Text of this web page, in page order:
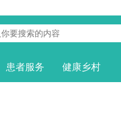
患者服务 健康乡村